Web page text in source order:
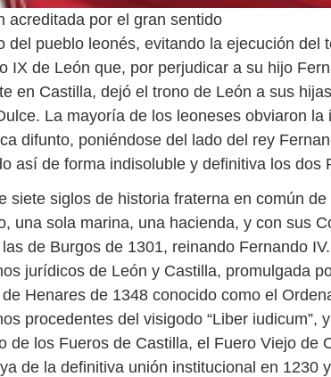
acreditada por el gran sentido
del pueblo leonés, evitando la ejecución del
IX de León que, por perjudicar a su hijo
en Castilla, dejó el trono de León a sus
La mayoría de los leoneses obviaron la
difunto, poniéndose del lado del rey
así de forma indisoluble y definitiva los dos
siete siglos de historia fraterna en común
una sola marina, una hacienda, y con sus
de Burgos de 1301, reinando Fernando
jurídicos de León y Castilla, promulgada
Henares de 1348 conocido como el
procedentes del visigodo “Liber iudicum”,
de los Fueros de Castilla, el Fuero Viejo de
de la definitiva unión institucional en 1230